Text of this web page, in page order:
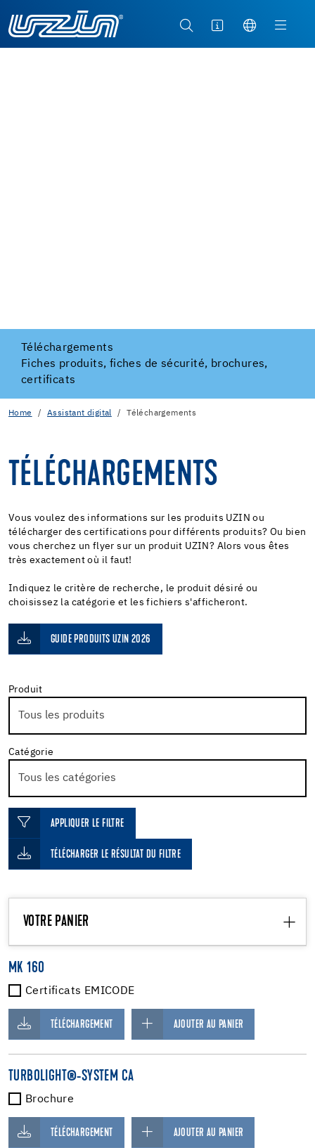
Téléchargements
Fiches produits, fiches de sécurité, brochures,
certificats
Home Assistant digital Téléchargements
TÉLÉCHARGEMENTS
Vous voulez des informations sur les produits UZIN ou
télécharger des certifications pour différents produits? Ou bien
vous cherchez un flyer sur un produit UZIN? Alors vous êtes
très exactement où il faut!
Indiquez le critère de recherche, le produit désiré ou
choisissez la catégorie et les fichiers s'afficheront.
GUIDE PRODUITS UZIN 2026
Produit
Catégorie
APPLIQUER LE FILTRE
TÉLÉCHARGER LE RÉSULTAT DU FILTRE
VOTRE PANIER
MK 160
Certificats EMICODE
TÉLÉCHARGEMENT AJOUTER AU PANIER
TURBOLIGHT®-SYSTEM CA
Brochure
TÉLÉCHARGEMENT AJOUTER AU PANIER